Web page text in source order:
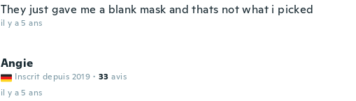
They just gave me a blank mask and thats not what i picked
il y a 5 ans
Angie
Inscrit depuis 2019 · 33 avis
il y a 5 ans